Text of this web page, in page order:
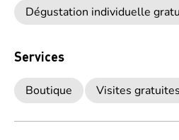
Dégustation individuelle
Services
Boutique Visites gratuites